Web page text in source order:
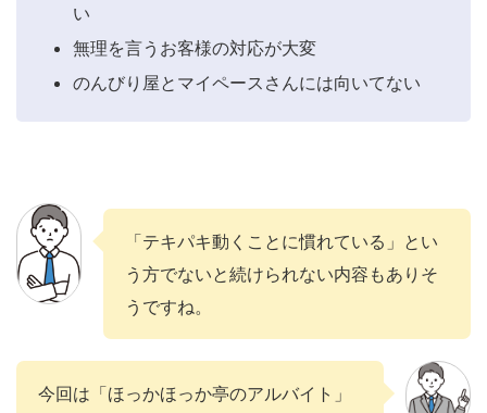
い
無理を言うお客様の対応が大変
のんびり屋とマイペースさんには向いてない
「テキパキ動くことに慣れている」とい
う方でないと続けられない内容もありそ
うですね。
今回は「ほっかほっか亭のアルバイト」